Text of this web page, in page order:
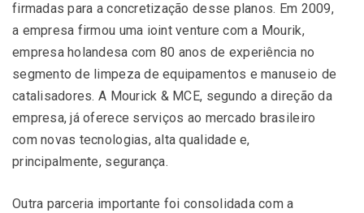
firmadas para a concretização desse planos. Em 2009,
a empresa firmou uma ioint venture com a Mourik,
empresa holandesa com 80 anos de experiência no
segmento de limpeza de equipamentos e manuseio de
catalisadores. A Mourick & MCE, segundo a direção da
empresa, já oferece serviços ao mercado brasileiro
com novas tecnologias, alta qualidade e,
principalmente, segurança.
Outra parceria importante foi consolidada com a